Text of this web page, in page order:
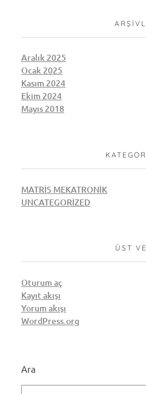
Aralık 2025
Ocak 2025
Kasım 2024
Ekim 2024
Mayıs 2018
MATRIS MEKATRONIK
UNCATEGORIZED
ÜST
Oturum aç
Kayıt akışı
Yorum akışı
WordPress.org
Ara